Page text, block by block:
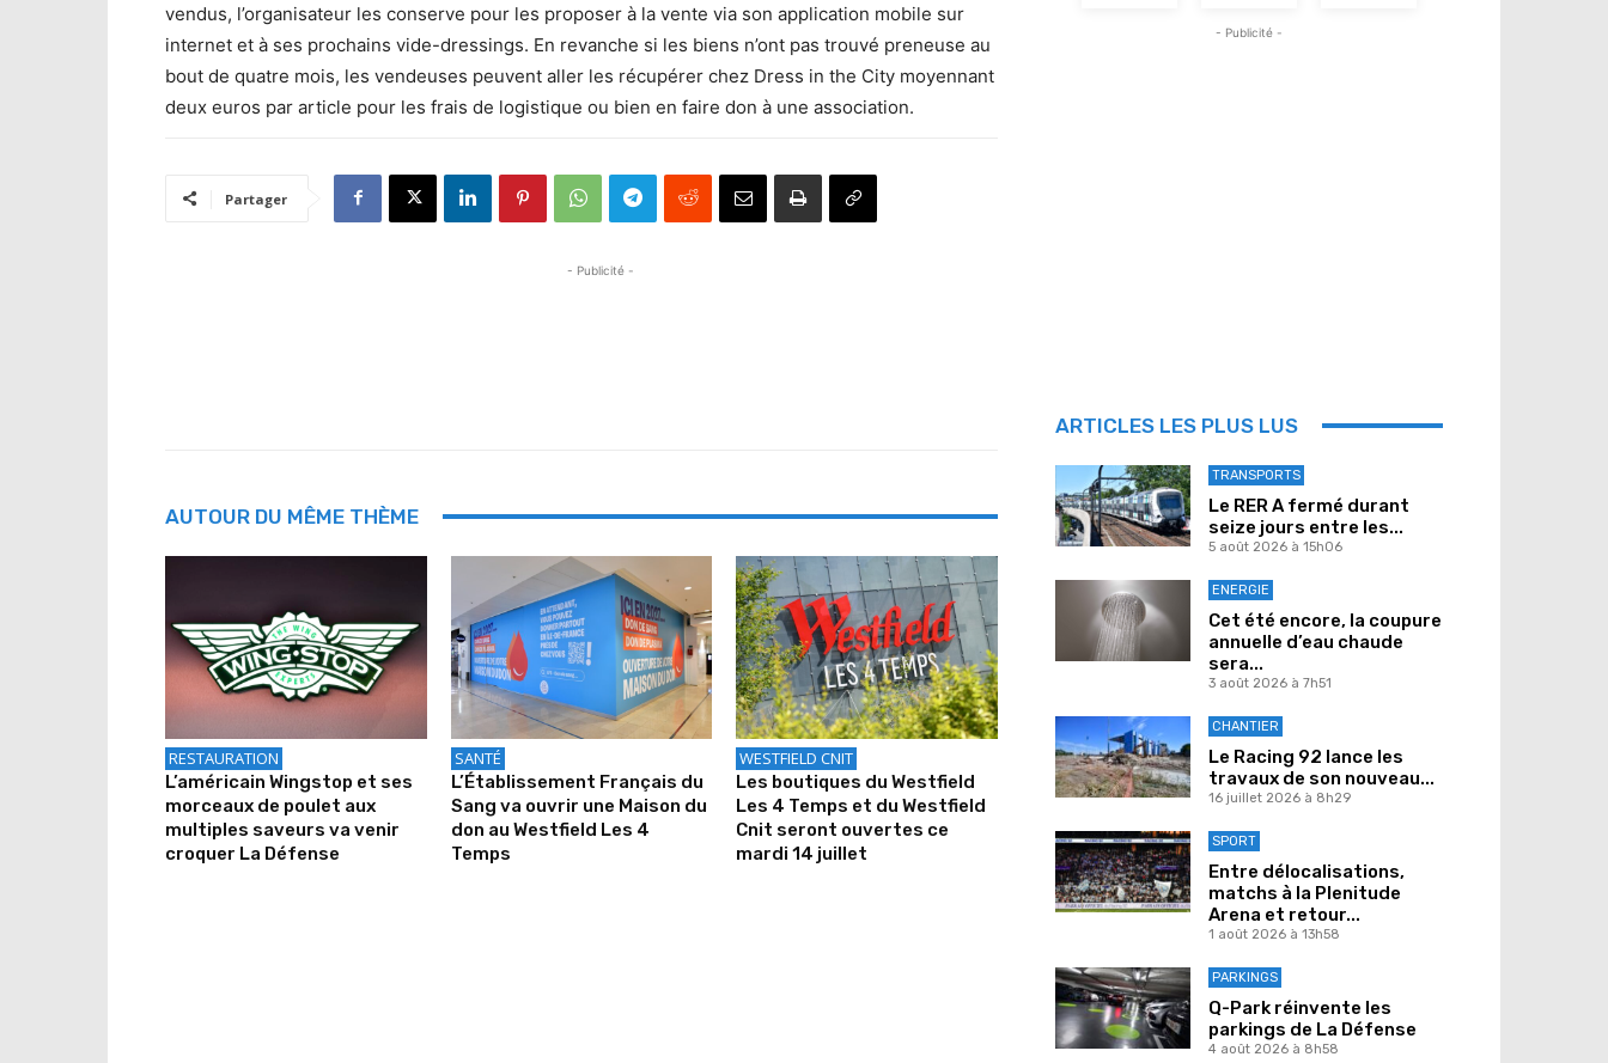
vendus, l’organisateur les conserve pour les proposer à la vente via son application mobile sur
internet et à ses prochains vide-dressings. En revanche si les biens n’ont pas trouvé preneuse au
bout de quatre mois, les vendeuses peuvent aller les récupérer chez Dress in the City moyennant
deux euros par article pour les frais de logistique ou bien en faire don à une association.
Partager
- Publicité -
AUTOUR DU MÊME THÈME
RESTAURATION
L’américain Wingstop et ses
morceaux de poulet aux
multiples saveurs va venir
croquer La Défense
SANTÉ
L’Établissement Français du
Sang va ouvrir une Maison du
don au Westfield Les 4
Temps
WESTFIELD CNIT
Les boutiques du Westfield
Les 4 Temps et du Westfield
Cnit seront ouvertes ce
mardi 14 juillet
- Publicité -
ARTICLES LES PLUS LUS
TRANSPORTS
Le RER A fermé durant
seize jours entre les...
5 août 2026 à 15h06
ENERGIE
Cet été encore, la coupure
annuelle d’eau chaude
sera...
3 août 2026 à 7h51
CHANTIER
Le Racing 92 lance les
travaux de son nouveau...
16 juillet 2026 à 8h29
SPORT
Entre délocalisations,
matchs à la Plenitude
Arena et retour...
1 août 2026 à 13h58
PARKINGS
Q-Park réinvente les
parkings de La Défense
4 août 2026 à 8h58